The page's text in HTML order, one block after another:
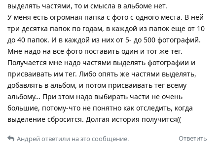
выделять частями, то и смысла в альбоме нет.
У меня есть огромная папка с фото с одного места. В ней
три десятка папок по годам, в каждой из папок еще от 10
до 40 папок. И в каждой из них от 5- до 500 фотографий.
Мне надо на все фото поставить один и тот же тег.
Получается мне надо частями выделять фотографии и
присваивать им тег. Либо опять же частями выделять,
добавлять в альбом, и потом присваивать тег всему
альбому… При этом надо выбирать части не очень
большие, потому-что не понятно как отследить, когда
выделение сбросится. Долгая история получится((
Ответить
Андрейответили на это сообщение.